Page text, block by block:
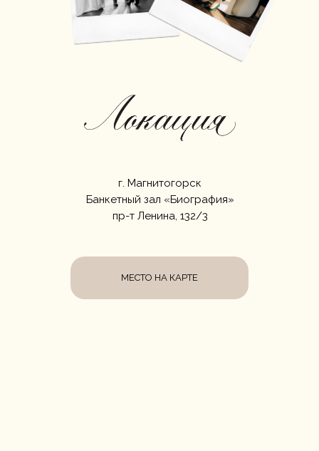
МЕСТО НА КАРТЕ
г. Магнитогорск
Банкетный зал «Биография»
пр-т Ленина, 132/3